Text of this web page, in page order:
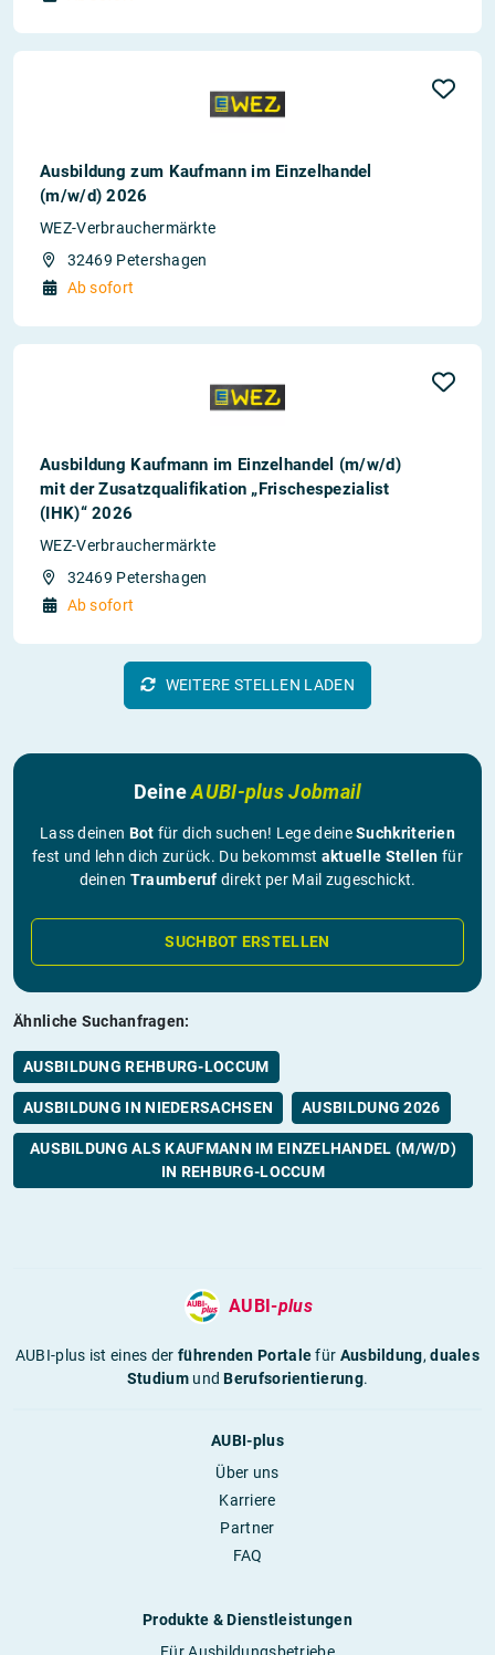
Ausbildung zum Kaufmann im Einzelhandel
(m/w/d) 2026
WEZ-Verbrauchermärkte
32469 Petershagen
Ab sofort
Ausbildung Kaufmann im Einzelhandel (m/w/d)
mit der Zusatzqualifikation „Frischespezialist
(IHK)“ 2026
WEZ-Verbrauchermärkte
32469 Petershagen
Ab sofort
WEITERE STELLEN LADEN
DeineAUBI-plus Jobmail
Lass deinen Bot für dich suchen! Lege deineSuchkriterien
fest und lehn dich zurück. Du bekommst aktuelle Stellen für
deinen Traumberuf direkt per Mail zugeschickt.
SUCHBOT ERSTELLEN
Ähnliche Suchanfragen:
AUSBILDUNG REHBURG-LOCCUM
AUSBILDUNG IN NIEDERSACHSEN AUSBILDUNG 2026
AUSBILDUNG ALS KAUFMANN IM EINZELHANDEL (M/W/D)
IN REHBURG-LOCCUM
AUBI-plus
AUBI-plus ist eines derführenden Portalefür Ausbildung,duales
StudiumundBerufsorientierung.
AUBI-plus
Über uns
Karriere
Partner
FAQ
Produkte & Dienstleistungen